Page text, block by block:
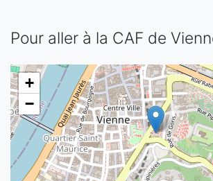
Pour aller à la CAF de
+
−